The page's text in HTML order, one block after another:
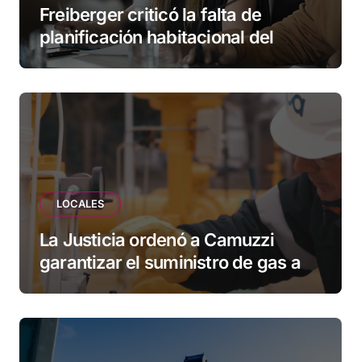
Freiberger criticó la falta de
planificación habitacional del
Municipio: “Vuoto deja afuera a
esperando”
LOCALES
La Justicia ordenó a Camuzzi
garantizar el suministro de gas a
una familia de Tolhuin